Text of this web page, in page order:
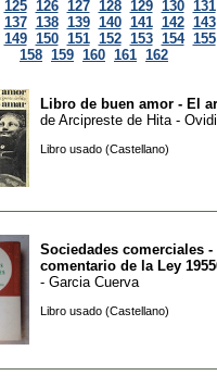
125 126 127 128 129 130 131
137 138 139 140 141 142 143
149 150 151 152 153 154 155
158 159 160 161 162
Libro de buen amor - El
de Arcipreste de Hita -
Libro usado (Castellano)
Sociedades comerciales
comentario de la Ley
- Garcia Cuerva
Libro usado (Castellano)